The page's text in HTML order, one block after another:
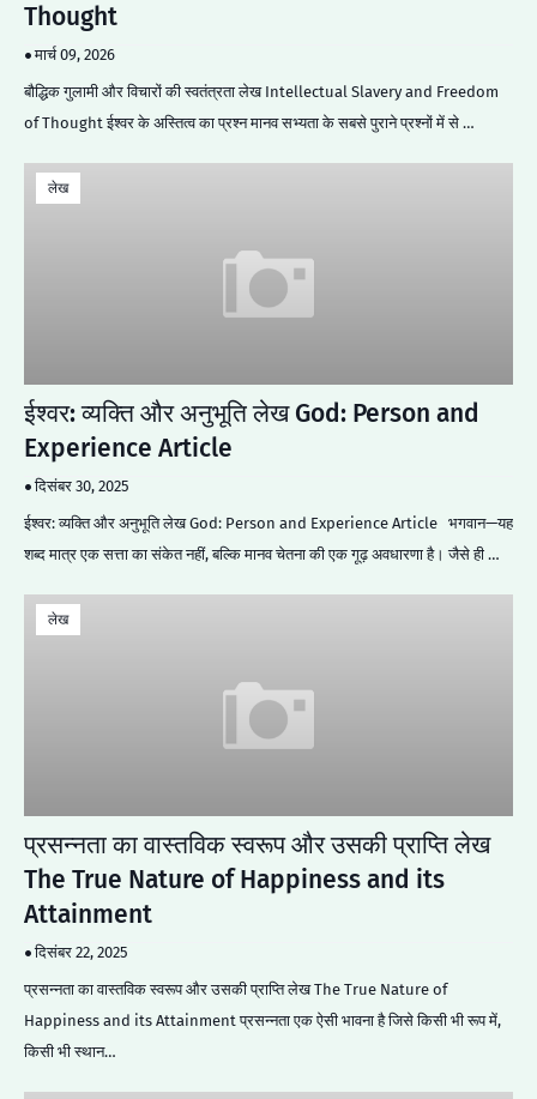
Thought
मार्च 09, 2026
बौद्धिक गुलामी और विचारों की स्वतंत्रता लेख Intellectual Slavery and Freedom
of Thought ईश्वर के अस्तित्व का प्रश्न मानव सभ्यता के सबसे पुराने प्रश्नों में से …
लेख
ईश्वर: व्यक्ति और अनुभूति लेख God: Person and
Experience Article
दिसंबर 30, 2025
ईश्वर: व्यक्ति और अनुभूति लेख God: Person and Experience Article भगवान—यह
शब्द मात्र एक सत्ता का संकेत नहीं, बल्कि मानव चेतना की एक गूढ़ अवधारणा है। जैसे ही …
लेख
प्रसन्नता का वास्तविक स्वरूप और उसकी प्राप्ति लेख
The True Nature of Happiness and its
Attainment
दिसंबर 22, 2025
प्रसन्नता का वास्तविक स्वरूप और उसकी प्राप्ति लेख The True Nature of
Happiness and its Attainment प्रसन्नता एक ऐसी भावना है जिसे किसी भी रूप में,
किसी भी स्थान…